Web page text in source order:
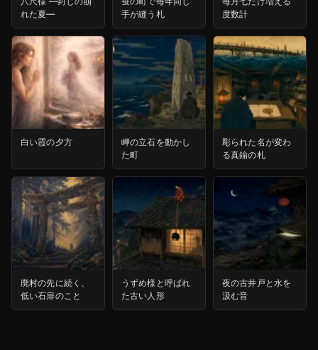
れた夏―
手が縫う札
度数計
白い霞の夕方
岬の立石を動かし
た町
彫られた名が変わ
る真鍮の札
廃村の先に続く、
低い石扉のこと
うずめ様と呼ばれ
た古い人形
夜の古井戸と水を
汲む音